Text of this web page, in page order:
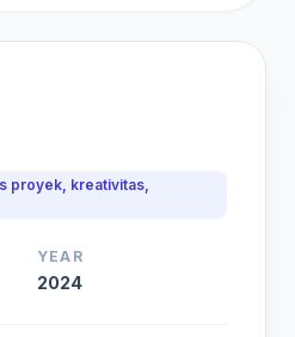
proyek, kreativitas,
YEAR
2024